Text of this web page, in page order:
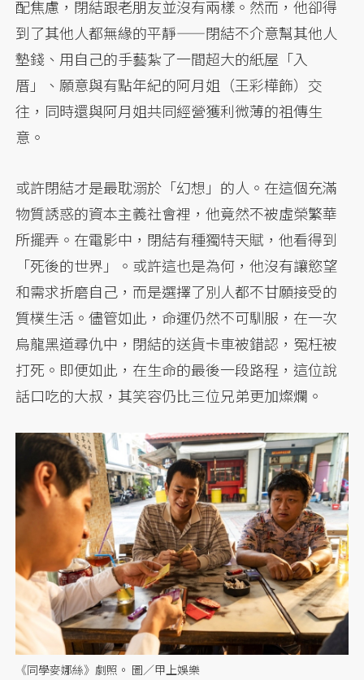
配焦慮，閉結跟老朋友並沒有兩樣。然而，他卻得
到了其他人都無緣的平靜——閉結不介意幫其他人
墊錢、用自己的手藝紮了一間超大的紙屋「入
厝」、願意與有點年紀的阿月姐（王彩樺飾）交
往，同時還與阿月姐共同經營獲利微薄的祖傳生
意。
或許閉結才是最耽溺於「幻想」的人。在這個充滿
物質誘惑的資本主義社會裡，他竟然不被虛榮繁華
所擺弄。在電影中，閉結有種獨特天賦，他看得到
「死後的世界」。或許這也是為何，他沒有讓慾望
和需求折磨自己，而是選擇了別人都不甘願接受的
質樸生活。儘管如此，命運仍然不可馴服，在一次
烏龍黑道尋仇中，閉結的送貨卡車被錯認，冤枉被
打死。即便如此，在生命的最後一段路程，這位說
話口吃的大叔，其笑容仍比三位兄弟更加燦爛。
《同學麥娜絲》劇照。 圖／甲上娛樂